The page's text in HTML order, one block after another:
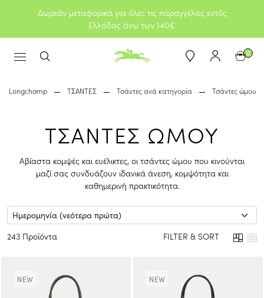
Δωρεάν μεταφορικά για όλες τις παραγγελίες εντός
Ελλάδας άνω των 140€
0
Longchamp ΤΣΑΝΤΕΣ Τσάντες ανά κατηγορία Τσάντες ώμου
ΤΣΑΝΤΕΣ ΩΜΟΥ
Αβίαστα κομψές και ευέλικτες, οι τσάντες ώμου που κινούνται
μαζί σας συνδυάζουν ιδανικά άνεση, κομψότητα και
καθημερινή πρακτικότητα.
243 Προϊόντα FILTER & SORT
NEW NEW